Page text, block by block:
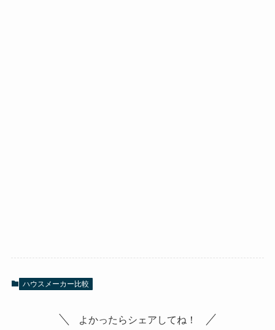
ハウスメーカー比較
よかったらシェアしてね！